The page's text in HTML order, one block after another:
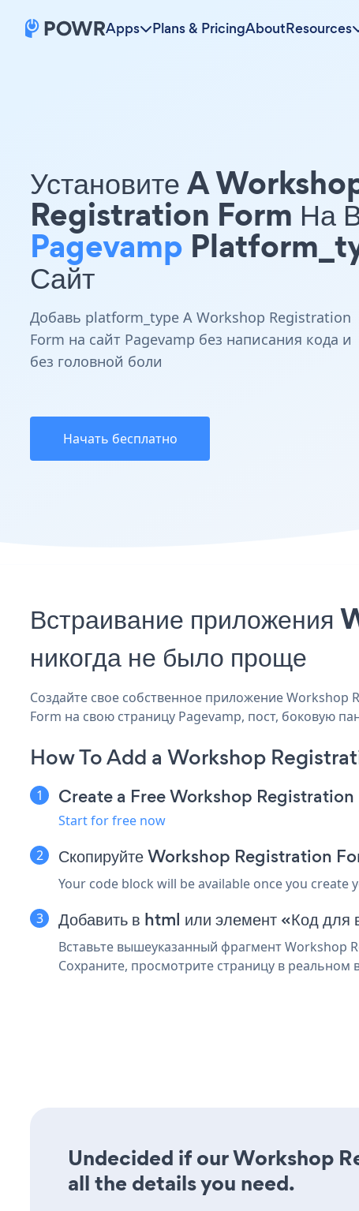
Apps Plans & PricingAboutResources
Установите A
Registration Form На
Pagevamp
Сайт
Добавь platform_type A Workshop Registration
Form на сайт Pagevamp без написания кода и
без головной боли
Начать бесплатно
Встраивание
никогда не было проще
Создайте свое собственное приложение Workshop
Form на свою страницу Pagevamp, пост, боковую
How To Add a Workshop
Create a Free Workshop
Start for free now
Скопируйте Workshop Registration
Your code block will be available once you create
Добавить в html или элемент «Код для
Вставьте вышеуказанный фрагмент Workshop
Сохраните, просмотрите страницу в
Undecided if our Workshop
all the details you need.